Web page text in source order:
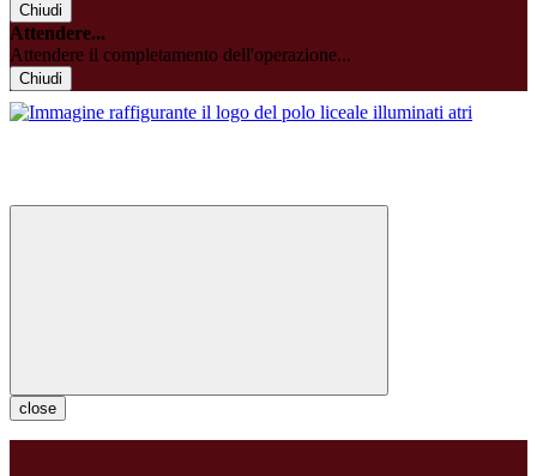
Chiudi
Attendere...
Attendere il completamento dell'operazione...
Chiudi
close